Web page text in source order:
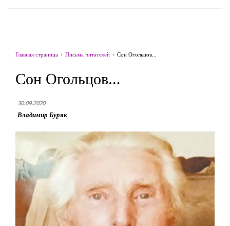
Главная страница Письма читателей Сон Огольцов…
Сон Огольцов…
30.09.2020
Владимир Буряк